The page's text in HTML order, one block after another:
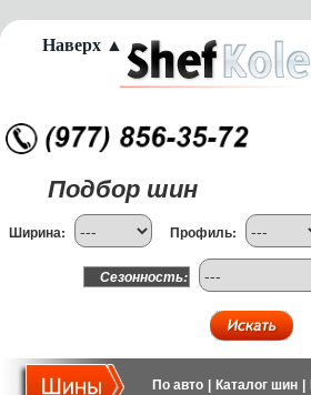
Подбор шин
Ширина: Профиль:
Сезонность:
По авто Каталог шин
Наверх ▲